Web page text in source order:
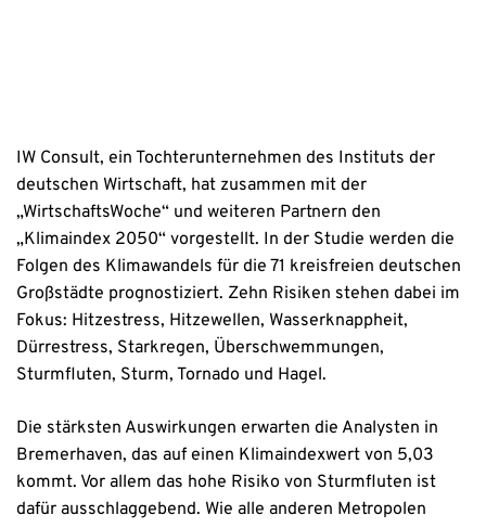
IW Consult, ein Tochterunternehmen des Instituts der
deutschen Wirtschaft, hat zusammen mit der
„WirtschaftsWoche“ und weiteren Partnern den
„Klimaindex 2050“ vorgestellt. In der Studie werden die
Folgen des Klimawandels für die 71 kreisfreien deutschen
Großstädte prognostiziert. Zehn Risiken stehen dabei im
Fokus: Hitzestress, Hitzewellen, Wasserknappheit,
Dürrestress, Starkregen, Überschwemmungen,
Sturmfluten, Sturm, Tornado und Hagel.
Die stärksten Auswirkungen erwarten die Analysten in
Bremerhaven, das auf einen Klimaindexwert von 5,03
kommt. Vor allem das hohe Risiko von Sturmfluten ist
dafür ausschlaggebend. Wie alle anderen Metropolen